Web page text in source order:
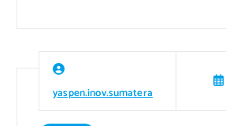
yaspen.inov.sumatera